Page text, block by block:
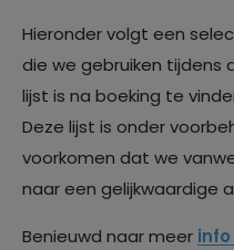
Hieronder volgt een
die we gebruiken tijdens
lijst is na boeking te
Deze lijst is onder
voorkomen dat we
naar een gelijkwaardige
Benieuwd naar meer